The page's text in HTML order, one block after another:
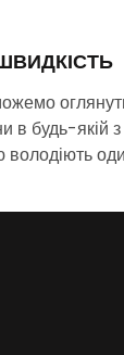
в будь-якій з
володіють